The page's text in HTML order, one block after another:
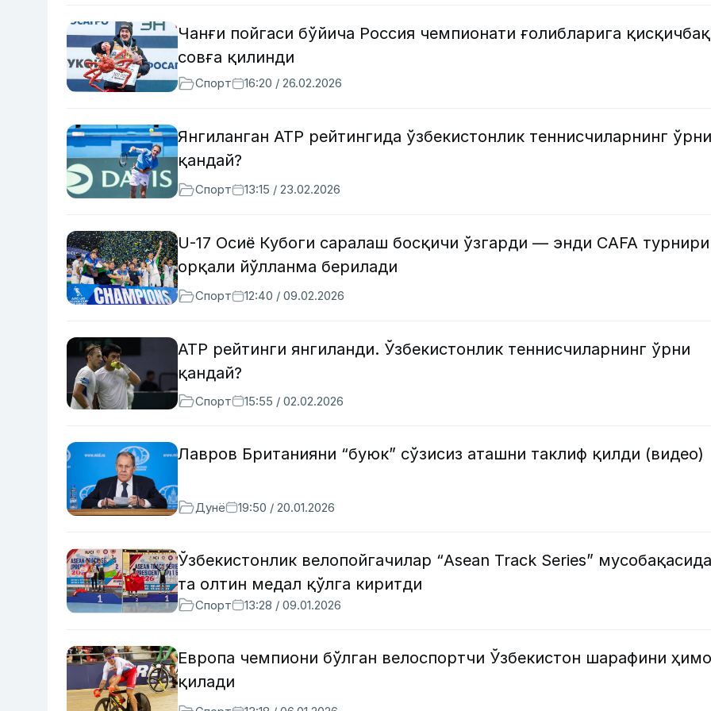
Чанғи пойгаси бўйича Россия чемпионати ғолибларига
совға қилинди
Спорт 16:20 / 26.02.2026
Янгиланган ATP рейтингида ўзбекистонлик теннисчиларнинг ўрни
қандай?
Спорт 13:15 / 23.02.2026
U-17 Осиё Кубоги саралаш босқичи ўзгарди — энди CAFA турнири
орқали йўлланма берилади
Спорт 12:40 / 09.02.2026
ATP рейтинги янгиланди. Ўзбекистонлик теннисчиларнинг ўрни
қандай?
Спорт 15:55 / 02.02.2026
Лавров Британияни “буюк” сўзисиз аташни таклиф қилди (видео)
Дунё 19:50 / 20.01.2026
Ўзбекистонлик велопойгачилар “Asean Track Series”
та олтин медал қўлга киритди
Спорт 13:28 / 09.01.2026
Европа чемпиони бўлган велоспортчи Ўзбекистон шарафини
қилади